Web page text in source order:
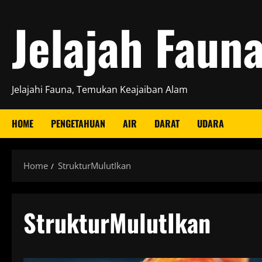
content
Jelajah
Jelajahi Fauna, Temukan Keajaiban Alam
HOME PENGETAHUAN AIR DARAT UDARA
Home StrukturMulutIkan
StrukturMulutIkan